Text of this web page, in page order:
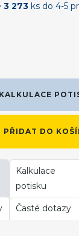
3 273 ks do 4-5
KALKULACE
PŘIDAT DO
Kalkulace
potisku
Časté dotazy